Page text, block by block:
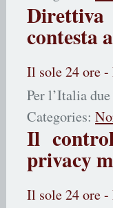
contesta
Il sole 24 ore
Per l’Italia
Categories:
Il
privacy
Il sole 24 ore